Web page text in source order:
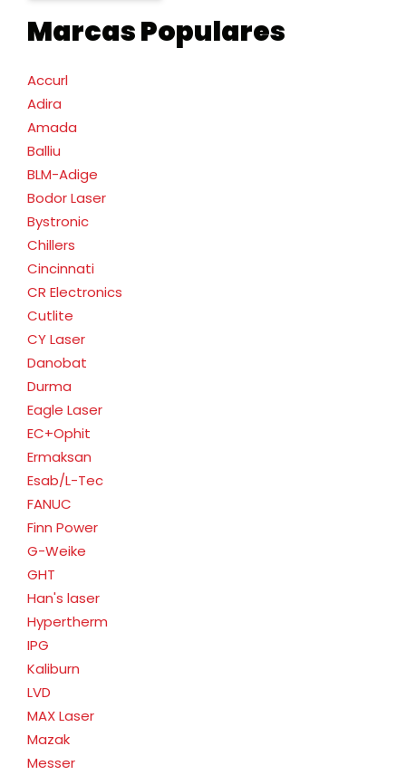
Marcas Populares
Accurl
Adira
Amada
Balliu
BLM-Adige
Bodor Laser
Bystronic
Chillers
Cincinnati
CR Electronics
Cutlite
CY Laser
Danobat
Durma
Eagle Laser
EC+Ophit
Ermaksan
Esab/L-Tec
FANUC
Finn Power
G-Weike
GHT
Han's laser
Hypertherm
IPG
Kaliburn
LVD
MAX Laser
Mazak
Messer